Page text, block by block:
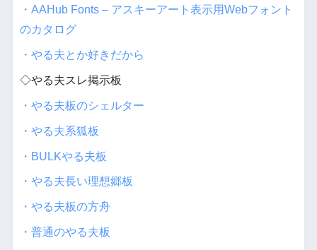
・AAHub Fonts – アスキーアート表示用Webフォント
のカタログ
・やる夫とか好きだから
◇やる夫スレ掲示板
・やる夫板のシェルター
・やる夫系狐板
・BULKやる夫板
・やる夫長い理想郷板
・やる夫板の方舟
・普通のやる夫板